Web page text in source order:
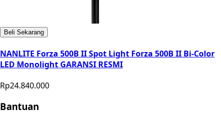
Beli Sekarang
NANLITE Forza 500B II Spot Light Forza 500B II Bi-Color
LED Monolight GARANSI RESMI
Rp24.840.000
Bantuan